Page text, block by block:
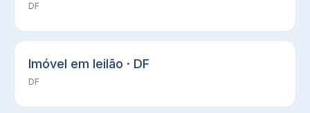
DF
Imóvel em leilão · DF
DF